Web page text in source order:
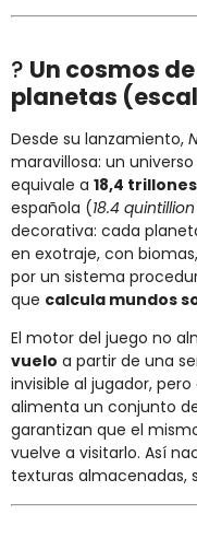
? Un cosmos
planetas
Desde su lanzamiento,
maravillosa: un universo
equivale a 18,4 trillones
española (18.4 quintillion
decorativa: cada
en exotraje, con
por un sistema
que calcula mundos
El motor del juego no
vuelo a partir de una
invisible al jugador,
alimenta un conjunto
garantizan que el
vuelve a visitarlo. Así
texturas almacenadas,